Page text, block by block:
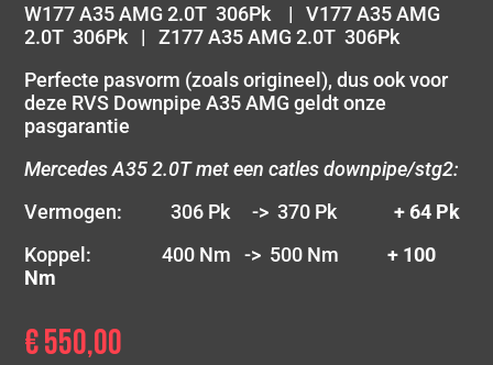
W177 A35 AMG 2.0T 306Pk | V177 A35 AMG
2.0T 306Pk | Z177 A35 AMG 2.0T 306Pk
Perfecte pasvorm (zoals origineel), dus ook voor
deze RVS Downpipe A35 AMG geldt onze
pasgarantie
Mercedes A35 2.0T met een catles downpipe/stg2:
Vermogen: 306 Pk -> 370 Pk+ 64 Pk
Koppel: 400 Nm -> 500 Nm+ 100
Nm
€550,00